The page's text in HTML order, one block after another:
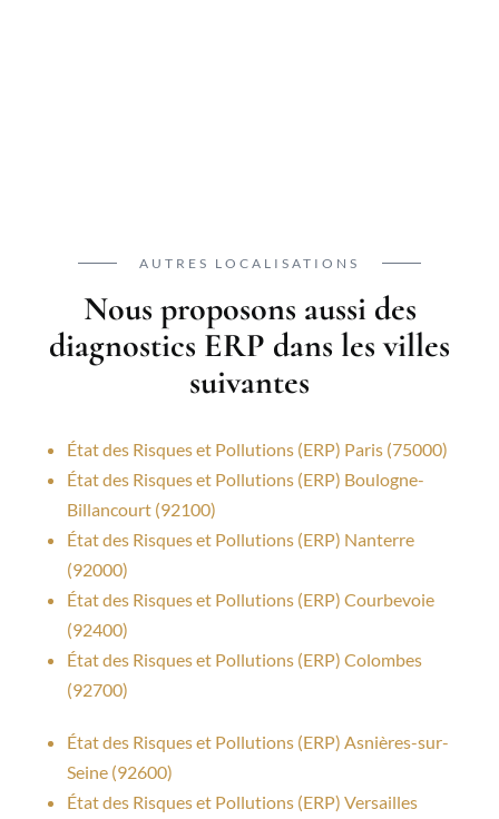
AUTRES LOCALISATIONS
Nous proposons aussi des
diagnostics ERP dans les villes
suivantes
État des Risques et Pollutions (ERP) Paris (75000)
État des Risques et Pollutions (ERP) Boulogne-
Billancourt (92100)
État des Risques et Pollutions (ERP) Nanterre
(92000)
État des Risques et Pollutions (ERP) Courbevoie
(92400)
État des Risques et Pollutions (ERP) Colombes
(92700)
État des Risques et Pollutions (ERP) Asnières-sur-
Seine (92600)
État des Risques et Pollutions (ERP) Versailles